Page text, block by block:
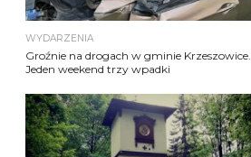
WYDARZENIA
Groźnie na drogach w gminie Krzeszowice.
Jeden weekend trzy wpadki